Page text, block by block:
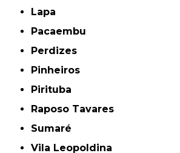
Lapa
Pacaembu
Perdizes
Pinheiros
Pirituba
Raposo Tavares
Sumaré
Vila Leopoldina